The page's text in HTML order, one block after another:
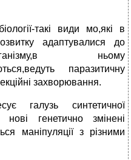
такі види мо,які в
адаптувалися до
ньому
паразитичну
захворювання.
галузь синтетичної
нові генетично змінені
маніпуляції з різними